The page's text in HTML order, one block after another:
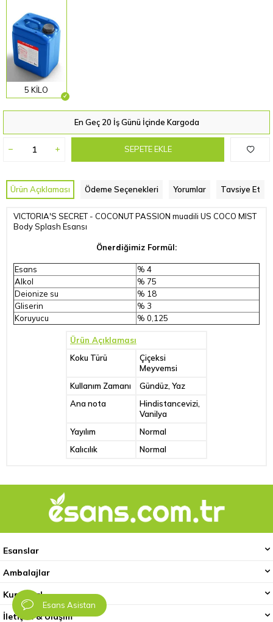
Esans Asistan
5 KİLO
En Geç 20 İş Günü İçinde Kargoda
SEPETE EKLE
Ürün Açıklaması Ödeme Seçenekleri Yorumlar Tavsiye Et
VICTORIA'S SECRET - COCONUT PASSION muadili US COCO MIST
Body Splash Esansı
Önerdiğimiz Formül:
Esans
% 4
Alkol
% 75
Deionize su
% 18
Gliserin
% 3
Koruyucu
% 0,125
Ürün Açıklaması
Koku Türü
Çiçeksi
Meyvemsi
Kullanım Zamanı
Gündüz, Yaz
Ana nota
Hindistancevizi,
Vanilya
Yayılım
Normal
Kalıcılık
Normal
Esanslar
Ambalajlar
Kurumsal
İletişim & Ulaşım